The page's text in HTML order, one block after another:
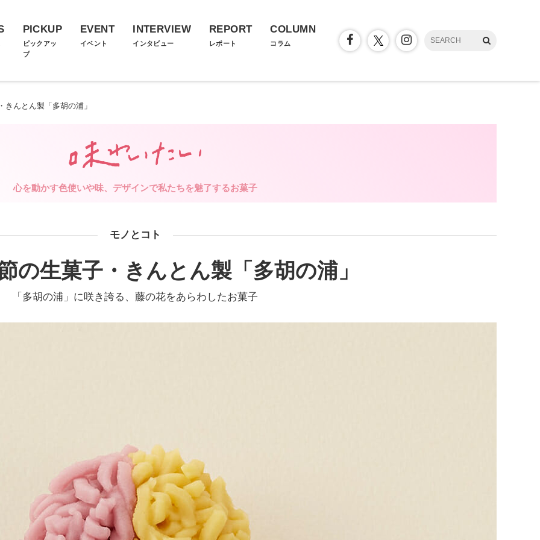
PICKUP
ピックアッ
プ
EVENT
イベント
INTERVIEW
インタビュー
REPORT
レポート
COLUMN
コラム
きんとん製「多胡の浦」
心を動かす色使いや味、デザインで私たちを魅了するお菓子
モノとコト
の生菓子・きんとん製「多胡の浦」
「多胡の浦」に咲き誇る、藤の花をあらわしたお菓子